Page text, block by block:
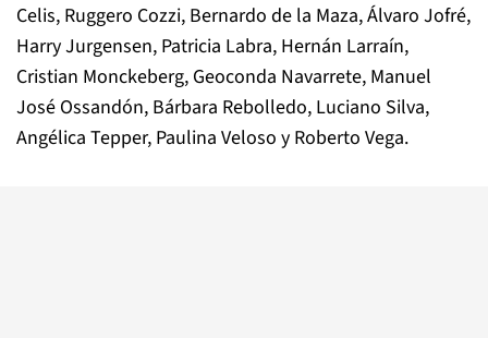
Celis, Ruggero Cozzi, Bernardo de la Maza, Álvaro Jofré,
Harry Jurgensen, Patricia Labra, Hernán Larraín,
Cristian Monckeberg, Geoconda Navarrete, Manuel
José Ossandón, Bárbara Rebolledo, Luciano Silva,
Angélica Tepper, Paulina Veloso y Roberto Vega.